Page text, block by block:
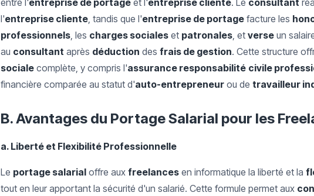
entre l'entreprise de portage et l'entreprise cliente. Le consultant
l'entreprise cliente, tandis que l'entreprise de portage facture les
professionnels, les charges sociales et patronales, et verse un
au consultant après déduction des frais de gestion. Cette structure
sociale complète, y compris l'assurance responsabilité civile
financière comparée au statut d'auto-entrepreneur ou de travailleur
B. Avantages du Portage Salarial pour les
a. Liberté et Flexibilité Professionnelle
Le portage salarial offre aux freelances en informatique la liberté et la
tout en leur apportant la sécurité d'un salarié. Cette formule permet aux